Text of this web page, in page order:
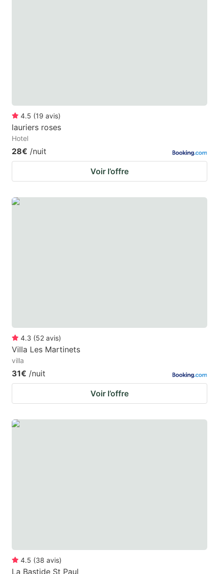
4.5 (19 avis)
lauriers roses
Hotel
28€ /nuit
Voir l’offre
4.3 (52 avis)
Villa Les Martinets
villa
31€ /nuit
Voir l’offre
4.5 (38 avis)
La Bastide St Paul